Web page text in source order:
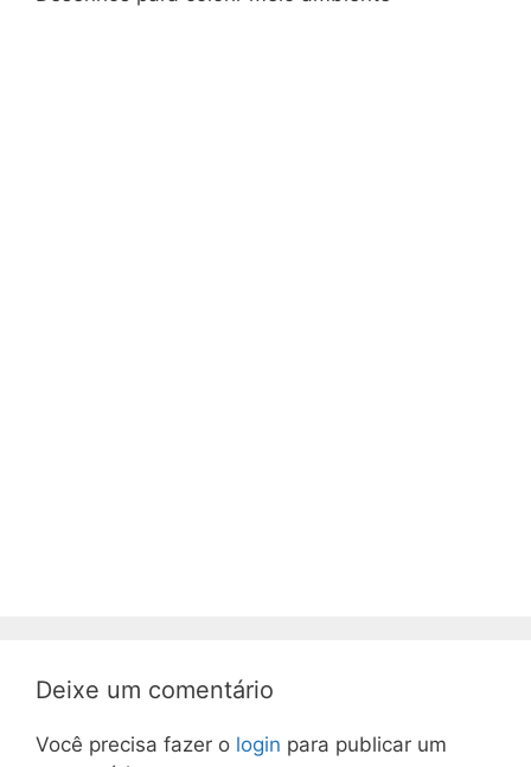
Deixe um comentário
Você precisa fazer o login para publicar um